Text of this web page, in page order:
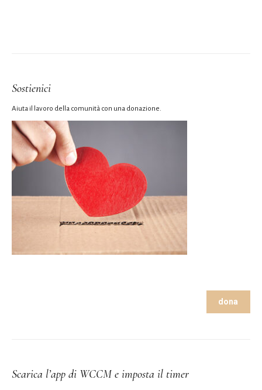
Sostienici
Aiuta il lavoro della comunità con una donazione.
dona
Scarica l’app di WCCM e imposta il timer